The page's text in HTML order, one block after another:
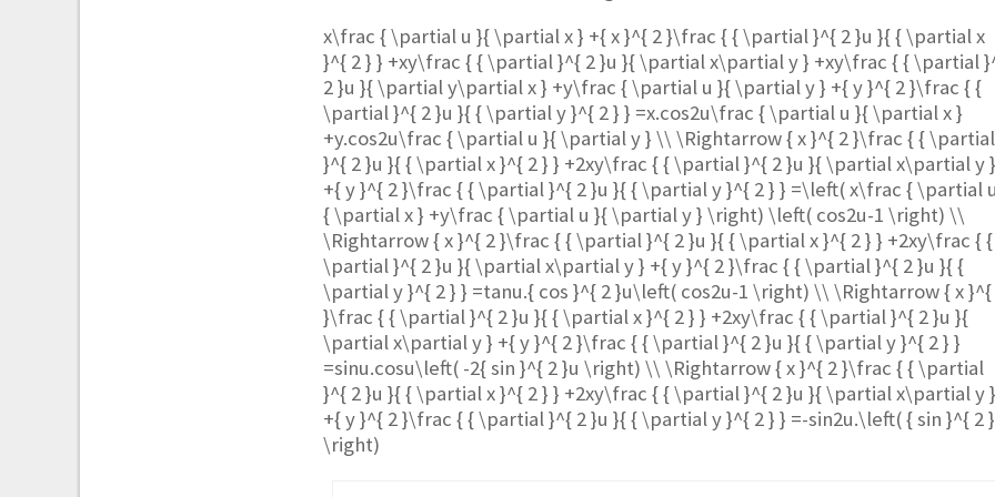
x\frac { \partial u }{ \partial x } +{ x }^{ 2 }\frac { { \partial }^{ 2 }u }{ { \partial x
}^{ 2 } } +xy\frac { { \partial }^{ 2 }u }{ \partial x\partial y } +xy\frac { { \partial
2 }u }{ \partial y\partial x } +y\frac { \partial u }{ \partial y } +{ y }^{ 2 }\frac { {
\partial }^{ 2 }u }{ { \partial y }^{ 2 } } =x.cos2u\frac { \partial u }{ \partial x }
+y.cos2u\frac { \partial u }{ \partial y } \\ \Rightarrow { x }^{ 2 }\frac { { \partial
}^{ 2 }u }{ { \partial x }^{ 2 } } +2xy\frac { { \partial }^{ 2 }u }{ \partial x\partial y }
+{ y }^{ 2 }\frac { { \partial }^{ 2 }u }{ { \partial y }^{ 2 } } =\left( x\frac { \partial
{ \partial x } +y\frac { \partial u }{ \partial y } \right) \left( cos2u-1 \right) \\
\Rightarrow { x }^{ 2 }\frac { { \partial }^{ 2 }u }{ { \partial x }^{ 2 } } +2xy\frac { {
\partial }^{ 2 }u }{ \partial x\partial y } +{ y }^{ 2 }\frac { { \partial }^{ 2 }u }{ {
\partial y }^{ 2 } } =tanu.{ cos }^{ 2 }u\left( cos2u-1 \right) \\ \Rightarrow { x }^{
}\frac { { \partial }^{ 2 }u }{ { \partial x }^{ 2 } } +2xy\frac { { \partial }^{ 2 }u }{
\partial x\partial y } +{ y }^{ 2 }\frac { { \partial }^{ 2 }u }{ { \partial y }^{ 2 } }
=sinu.cosu\left( -2{ sin }^{ 2 }u \right) \\ \Rightarrow { x }^{ 2 }\frac { { \partial
}^{ 2 }u }{ { \partial x }^{ 2 } } +2xy\frac { { \partial }^{ 2 }u }{ \partial x\partial y }
+{ y }^{ 2 }\frac { { \partial }^{ 2 }u }{ { \partial y }^{ 2 } } =-sin2u.\left( { sin }^{ 2
\right)